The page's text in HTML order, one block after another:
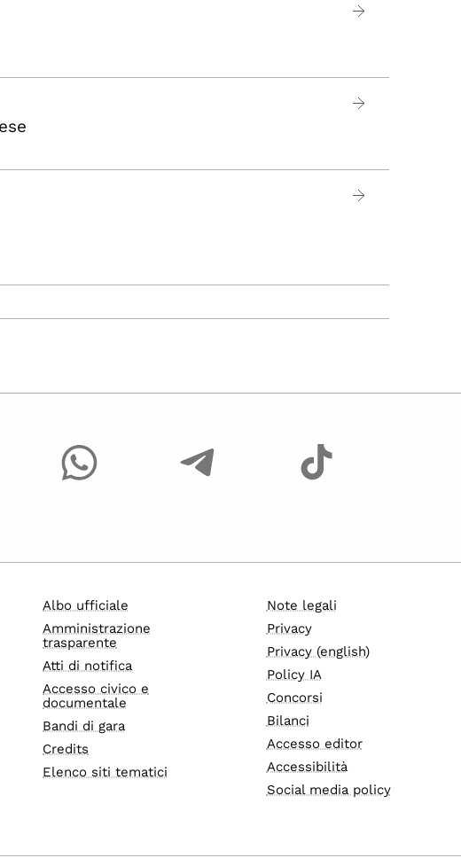
Albo ufficiale
Amministrazione
trasparente
Atti di notifica
Accesso civico e
documentale
Bandi di gara
Credits
Elenco siti tematici
Note legali
Privacy
Privacy (english)
Policy IA
Concorsi
Bilanci
Accesso editor
Accessibilità
Social media policy